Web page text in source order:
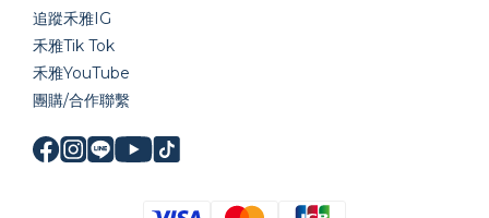
追蹤禾雅IG
禾雅Tik Tok
禾雅YouTube
團購/合作聯繫